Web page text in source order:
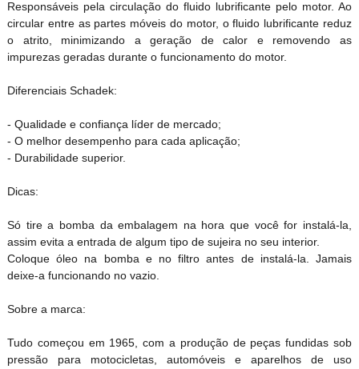
Responsáveis pela circulação do fluido lubrificante pelo motor. Ao
circular entre as partes móveis do motor, o fluido lubrificante reduz
o atrito, minimizando a geração de calor e removendo as
impurezas geradas durante o funcionamento do motor.
Diferenciais Schadek:
- Qualidade e confiança líder de mercado;
- O melhor desempenho para cada aplicação;
- Durabilidade superior.
Dicas:
Só tire a bomba da embalagem na hora que você for instalá-la,
assim evita a entrada de algum tipo de sujeira no seu interior.
Coloque óleo na bomba e no filtro antes de instalá-la. Jamais
deixe-a funcionando no vazio.
Sobre a marca:
Tudo começou em 1965, com a produção de peças fundidas sob
pressão para motocicletas, automóveis e aparelhos de uso